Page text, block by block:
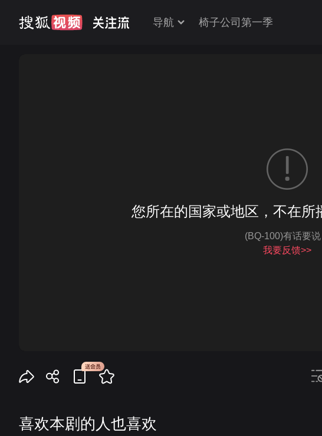
导航 椅子公司第一季
您所在的国家或地区，不在所
(BQ-100)有话要说
我要反馈>>
喜欢本剧的人也喜欢